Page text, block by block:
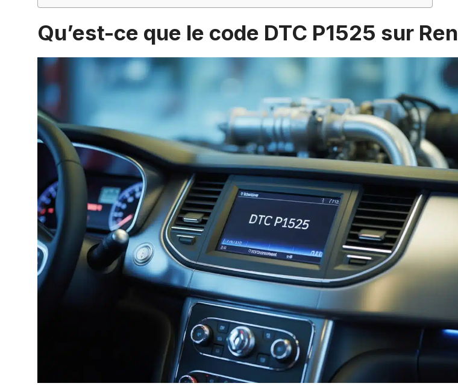
Qu’est-ce que le code DTC P1525 sur